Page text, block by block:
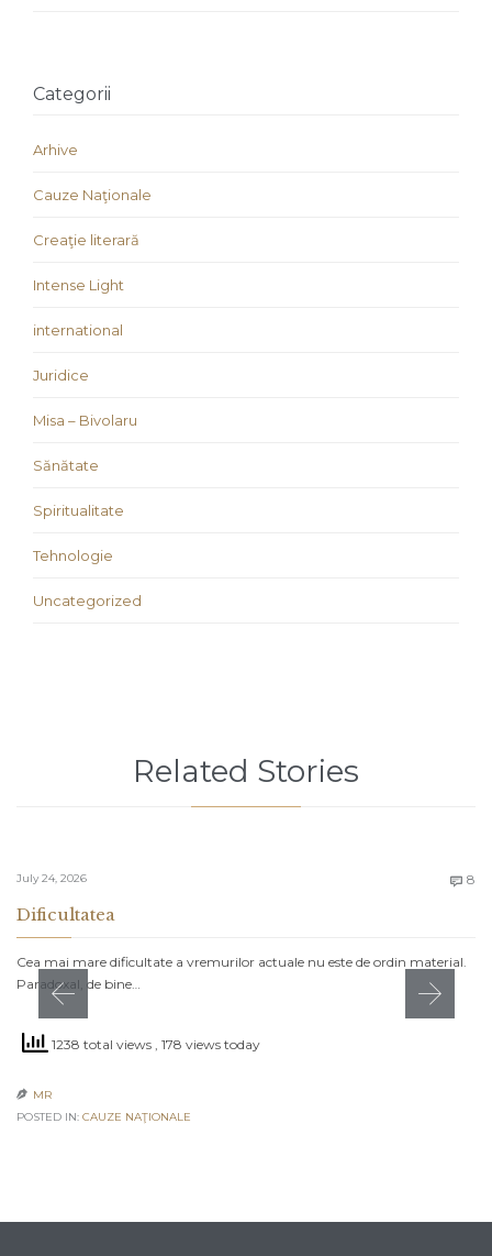
Categorii
Arhive
Cauze Naţionale
Creaţie literară
Intense Light
international
Juridice
Misa – Bivolaru
Sănătate
Spiritualitate
Tehnologie
Uncategorized
Related Stories
July 24, 2026  8
Dificultatea
Cea mai mare dificultate a vremurilor actuale nu este de ordin material.
Paradoxal, de bine…
1238 total views , 178 views today
 MR
POSTED IN: CAUZE NAŢIONALE